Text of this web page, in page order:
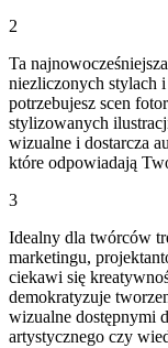
2
Ta
niezliczonych stylach
potrzebujesz scen
stylizowanych
wizualne i dostarcza
które odpowiadają
3
Idealny dla twórców
marketingu,
ciekawi się
demokratyzuje
wizualne dostępnymi
artystycznego czy